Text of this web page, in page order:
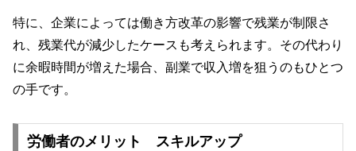
特に、企業によっては働き方改革の影響で残業が制限さ
れ、残業代が減少したケースも考えられます。その代わり
に余暇時間が増えた場合、副業で収入増を狙うのもひとつ
の手です。
労働者のメリット スキルアップ